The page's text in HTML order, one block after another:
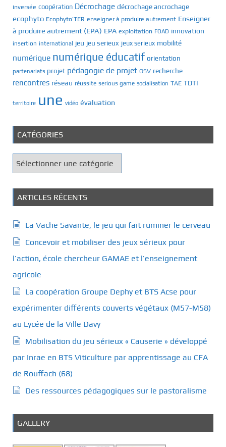
inversée coopération Décrochage décrochage ancrochage
ecophyto Ecophyto’TER enseigner à produire autrement Enseigner
à produire autrement (EPA) EPA exploitation FOAD innovation
insertion international jeu jeu serieux jeux serieux mobilité
numérique numérique éducatif orientation
partenariats projet pédagogie de projet QSV recherche
rencontres réseau réussite serious game socialisation TAE TDTI
territoire une vidéo évaluation
CATÉGORIES
a
g
o
i
e
ARTICLES RÉCENTS
La Vache Savante, le jeu qui fait ruminer le cerveau
Concevoir et mobiliser des jeux sérieux pour
l’action, école chercheur GAMAE et l’enseignement
agricole
La coopération Groupe Dephy et BTS Acse pour
expérimenter différents couverts végétaux (M57-M58)
au Lycée de la Ville Davy
Mobilisation du jeu sérieux « Causerie » développé
par Inrae en BTS Viticulture par apprentissage au CFA
de Rouffach (68)
Des ressources pédagogiques sur le pastoralisme
GALLERY